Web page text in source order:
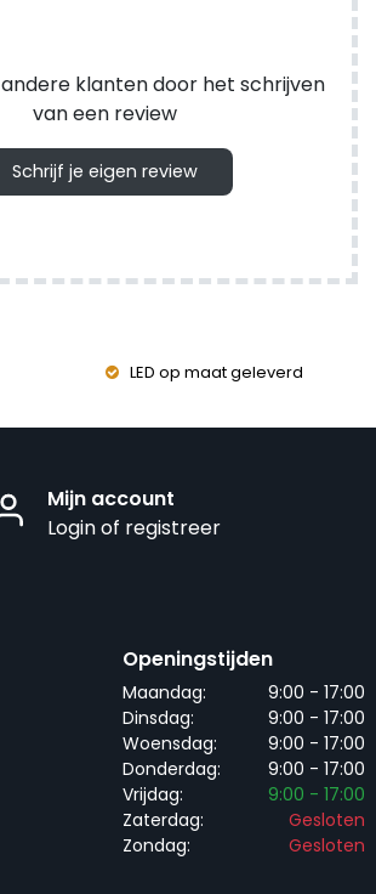
klanten door het schrijven
van een review
Schrijf je eigen review
LED op maat geleverd
Mijn account
Login of registreer
Openingstijden
Maandag:
9:00 - 17:00
Dinsdag:
9:00 - 17:00
Woensdag:
9:00 - 17:00
Donderdag:
9:00 - 17:00
Vrijdag:
9:00 - 17:00
Zaterdag:
Gesloten
Zondag:
Gesloten